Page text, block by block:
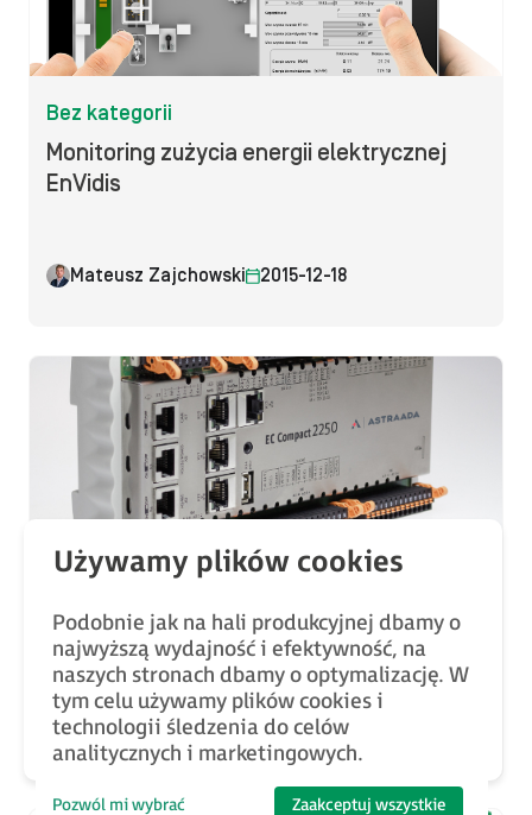
Bez kategorii
Monitoring zużycia energii elektrycznej
EnVidis
Mateusz Zajchowski 2015-12-18
Bez kategorii
Piotr Adamczyk 2015-12-17
Podobnie jak na hali produkcyjnej dbamy o
najwyższą wydajność i efektywność, na
naszych stronach dbamy o optymalizację. W
tym celu używamy plików cookies i
technologii śledzenia do celów
analitycznych i marketingowych.
Pozwól mi wybrać Zaakceptuj wszystkie